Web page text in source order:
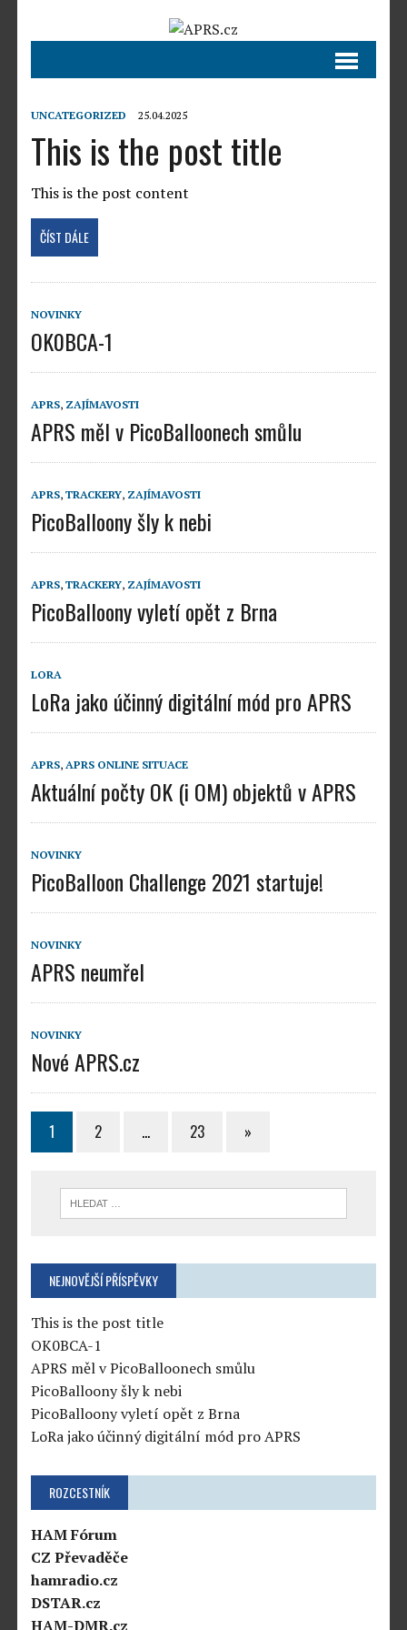
UNCATEGORIZED 25.04.2025
This is the post title
This is the post content
ČÍST DÁLE
NOVINKY
OK0BCA-1
APRS, ZAJÍMAVOSTI
APRS měl v PicoBalloonech smůlu
APRS, TRACKERY, ZAJÍMAVOSTI
PicoBalloony šly k nebi
APRS, TRACKERY, ZAJÍMAVOSTI
PicoBalloony vyletí opět z Brna
LORA
LoRa jako účinný digitální mód pro APRS
APRS, APRS ONLINE SITUACE
Aktuální počty OK (i OM) objektů v APRS
NOVINKY
PicoBalloon Challenge 2021 startuje!
NOVINKY
APRS neumřel
NOVINKY
Nové APRS.cz
1 2 … 23 »
NEJNOVĚJŠÍ PŘÍSPĚVKY
This is the post title
OK0BCA-1
APRS měl v PicoBalloonech smůlu
PicoBalloony šly k nebi
PicoBalloony vyletí opět z Brna
LoRa jako účinný digitální mód pro APRS
ROZCESTNÍK
HAM Fórum
CZ Převaděče
hamradio.cz
DSTAR.cz
HAM-DMR.cz